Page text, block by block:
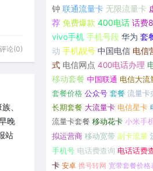
评论(0)
、
晚
站
钟 联通流量卡 无限流量卡
荐 免费爆款 400电话 话费
vivo手机 手机号段 华为 套
动 手机靓号 中国电信 电信
式 电信网点 400电话办理
移动套餐 中国联通 电信大流
套餐价格 公众号 套餐 流量卡
长期套餐 大流量卡 电信星卡
流量卡套餐 移动花卡 小米手
拟运营商 移动宽带 副卡流量
手机号 电话费查询 电话话费
卡 安卓 携号转网 宽带套餐价格